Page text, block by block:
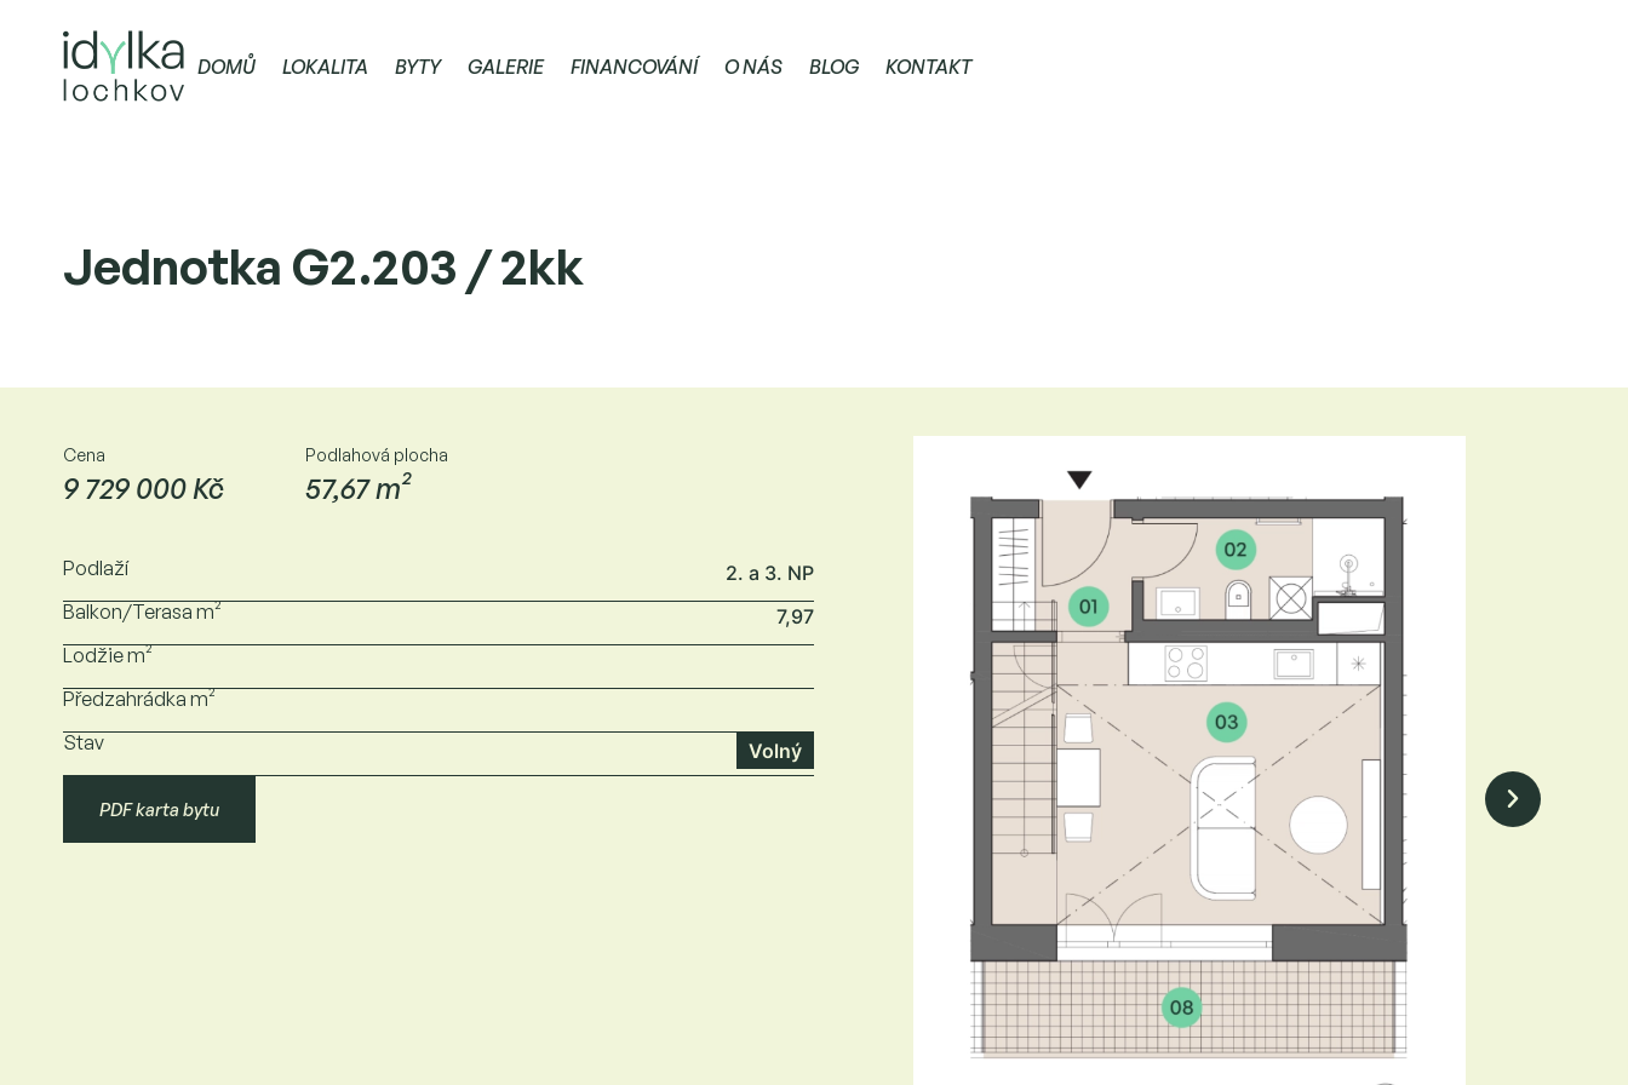
DOMŮ LOKALITA BYTY GALERIE FINANCOVÁNÍ O NÁS BLOG KONTAKT
Jednotka G2.203 / 2kk
Cena
9 729 000 Kč
Podlahová plocha
57,67 m²
Podlaží
2. a 3. NP
Balkon/Terasa m²
7,97
Lodžie m²
Předzahrádka m²
Stav
Volný
PDF karta bytu